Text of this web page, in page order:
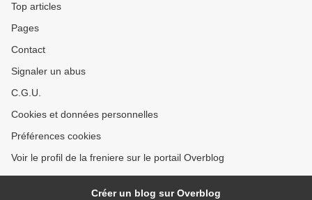
Top articles
Pages
Contact
Signaler un abus
C.G.U.
Cookies et données personnelles
Préférences cookies
Voir le profil de la freniere sur le portail Overblog
Créer un blog sur Overblog